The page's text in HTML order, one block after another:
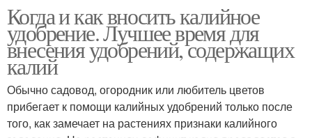
Когда и как вносить калийное
удобрение. Лучшее время для
внесения удобрений, содержащих
калий
Обычно садовод, огородник или любитель цветов
прибегает к помощи калийных удобрений только после
того, как замечает на растениях признаки калийного